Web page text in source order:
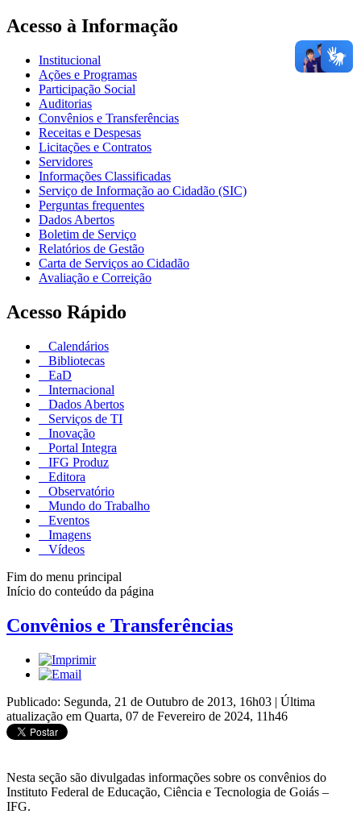
Acesso à Informação
Institucional
Ações e Programas
Participação Social
Auditorias
Convênios e Transferências
Receitas e Despesas
Licitações e Contratos
Servidores
Informações Classificadas
Serviço de Informação ao Cidadão (SIC)
Perguntas frequentes
Dados Abertos
Boletim de Serviço
Relatórios de Gestão
Carta de Serviços ao Cidadão
Avaliação e Correição
Acesso Rápido
Calendários
Bibliotecas
EaD
Internacional
Dados Abertos
Serviços de TI
Inovação
Portal Integra
IFG Produz
Editora
Observatório
Mundo do Trabalho
Eventos
Imagens
Vídeos
Fim do menu principal
Início do conteúdo da página
Convênios e Transferências
Publicado: Segunda, 21 de Outubro de 2013, 16h03 | Última
atualização em Quarta, 07 de Fevereiro de 2024, 11h46
Nesta seção são divulgadas informações sobre os convênios do
Instituto Federal de Educação, Ciência e Tecnologia de Goiás –
IFG.